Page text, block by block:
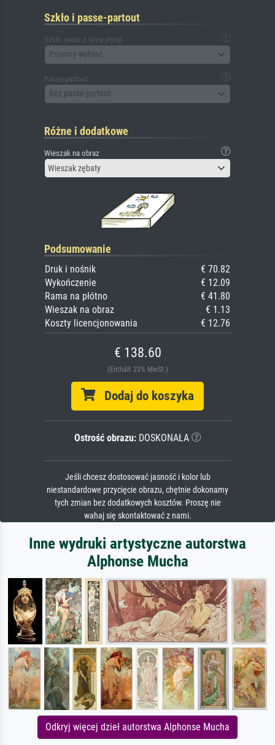
Szkło i passe-partout
Szkło (wraz z tylną płytą)
Prosimy wybrać
Passe-partout
Bez passe-partout
Różne i dodatkowe
Wieszak na obraz
Wieszak zębaty
Podsumowanie
Druk i nośnik
€ 70.82
Wykończenie
€ 12.09
Rama na płótno
€ 41.80
Wieszak na obraz
€ 1.13
Koszty licencjonowania
€ 12.76
€ 138.60
(Enthält 23% MwSt.)
Dodaj do koszyka
Ostrość obrazu:DOSKONAŁA
Jeśli chcesz dostosować jasność i kolor lub
niestandardowe przycięcie obrazu, chętnie dokonamy
tych zmian bez dodatkowych kosztów. Proszę nie
wahaj się skontaktować z nami.
Inne wydruki artystyczne autorstwa
Alphonse Mucha
Odkryj więcej dzieł autorstwa Alphonse Mucha